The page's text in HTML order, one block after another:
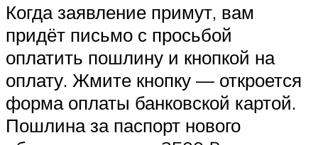
Когда заявление примут, вам
придёт письмо с просьбой
оплатить пошлину и кнопкой на
оплату. Жмите кнопку — откроется
форма оплаты банковской картой.
Пошлина за паспорт нового